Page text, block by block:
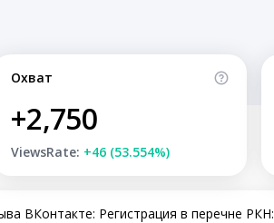
Охват
+2,750
ViewsRate: +46 (53.554%)
ВКонтакте: Регистрация в перечне РКН: